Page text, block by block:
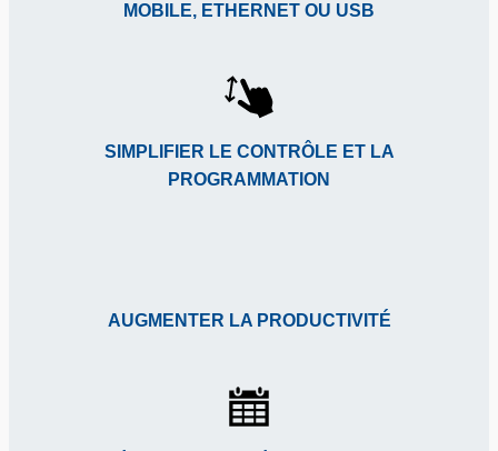
MOBILE, ETHERNET OU USB
SIMPLIFIER LE CONTRÔLE ET LA
PROGRAMMATION
AUGMENTER LA PRODUCTIVITÉ